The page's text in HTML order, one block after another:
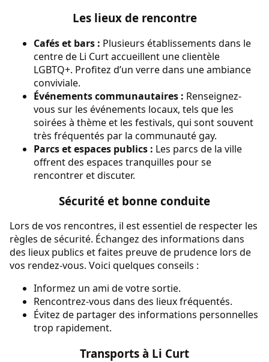
Les lieux de rencontre
Cafés et bars : Plusieurs établissements dans le
centre de Li Curt accueillent une clientèle
LGBTQ+. Profitez d’un verre dans une ambiance
conviviale.
Événements communautaires : Renseignez-
vous sur les événements locaux, tels que les
soirées à thème et les festivals, qui sont souvent
très fréquentés par la communauté gay.
Parcs et espaces publics : Les parcs de la ville
offrent des espaces tranquilles pour se
rencontrer et discuter.
Sécurité et bonne conduite
Lors de vos rencontres, il est essentiel de respecter les
règles de sécurité. Échangez des informations dans
des lieux publics et faites preuve de prudence lors de
vos rendez-vous. Voici quelques conseils :
Informez un ami de votre sortie.
Rencontrez-vous dans des lieux fréquentés.
Évitez de partager des informations personnelles
trop rapidement.
Transports à Li Curt